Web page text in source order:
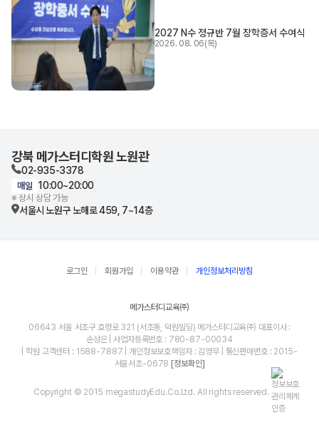
2027 N수 정규반 7월 장학증서 수여식
2026. 08. 06(목)
강북 메가스터디학원 노원관
02-935-3378
매일 10:00~20:00
※ 상시 상담 가능
서울시 노원구 노해로 459, 7~14층
로그인 회원가입 이용약관 개인정보처리방침
메가스터디교육㈜
06643 서울 서초구 효령로 321 (서초동, 덕원빌딩) 메가스터디교육㈜ 대표이사 :
손성은 | 사업자등록번호 : 780-87-00034
| 학원 고객센터 : 1588-7887 | 개인정보보호책임자 : 김영무 | 통신판매번호 : 2015-
서울서초-0678 [정보확인]
Copyright © 2015 megastudyEdu.Co.Ltd. All rights reserved.